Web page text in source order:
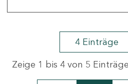
4 Einträge
Zeige 1 bis 4 von 5